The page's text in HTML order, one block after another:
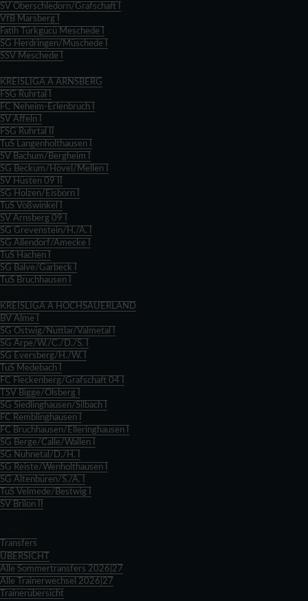
SV Oberschledorn/Grafschaft I
VfB Marsberg I
Fatih Türkgücü Meschede I
SG Herdringen/Müschede I
SSV Meschede I
KREISLIGA A ARNSBERG
FSG Ruhrtal I
FC Neheim-Erlenbruch I
SV Affeln I
FSG Ruhrtal II
TuS Langenholthausen I
SV Bachum/Bergheim I
SG Beckum/Hövel/Mellen I
SV Hüsten 09 II
SG Holzen/Eisborn I
TuS Voßwinkel I
SV Arnsberg 09 I
SG Grevenstein/H./A. I
SG Allendorf/Amecke I
TuS Hachen I
SG Balve/Garbeck I
TuS Bruchhausen I
KREISLIGA A HOCHSAUERLAND
BV Alme I
SG Ostwig/Nuttlar/Valmetal I
SG Arpe/W./C./D./S. I
SG Eversberg/H./W. I
TuS Medebach I
FC Fleckenberg/Grafschaft 04 I
TSV Bigge/Olsberg I
SG Siedlinghausen/Silbach I
FC Remblinghausen I
FC Bruchhausen/Elleringhausen I
SG Berge/Calle/Wallen I
SG Nuhnetal/D./H. I
SG Reiste/Wenholthausen I
SG Altenbüren/S./A. I
TuS Velmede/Bestwig I
SV Brilon II
Transfers
ÜBERSICHT
Alle Sommertransfers 2026|27
Alle Trainerwechsel 2026|27
Trainerübersicht